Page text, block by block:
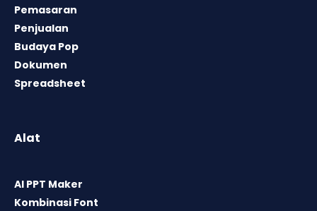
Pemasaran
Penjualan
Budaya Pop
Dokumen
Spreadsheet
Alat
AI PPT Maker
Kombinasi Font